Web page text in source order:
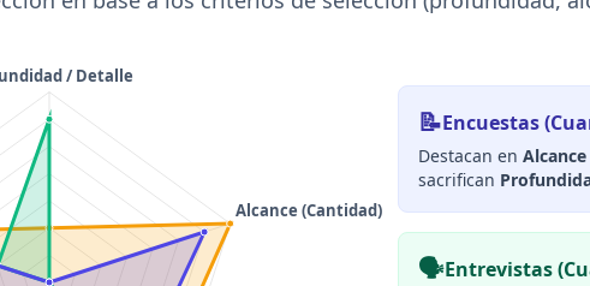
📝Encuestas
Destacan en Alcance
sacrifican
🗣️Entrevistas